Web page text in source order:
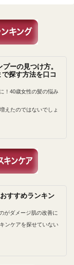
ーの見つけ方。
探す方法を口コ
！40歳女性の髪の悩み
えたのではないでしょ
すすめランキン
がダメージ肌の改善に
ンケアを探せていない